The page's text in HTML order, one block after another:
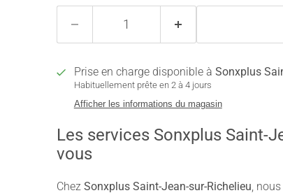
Prise en charge disponible à Sonxplus
Habituellement prête en 2 à 4 jours
Afficher les informations du magasin
Les services Sonxplus Saint-
vous
Chez Sonxplus Saint-Jean-sur-Richelieu,